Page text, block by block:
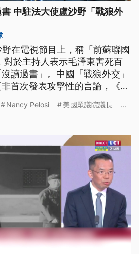
中駐法大使盧沙野「戰狼外
在電視節目上，稱「前蘇聯國
對於主持人表示毛澤東害死百
讀過書」。中國「戰狼外交」
首次發表攻擊性的言論，《公
Nancy Pelosi 美國眾議院議長 ...